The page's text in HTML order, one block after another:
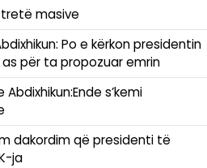
masive
Po e kërkon presidentin
për ta propozuar emrin
s’kemi
dakordim që presidenti të
ja